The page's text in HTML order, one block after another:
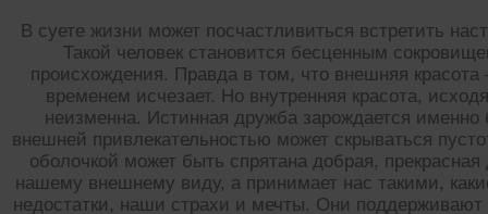
В суете жизни может посчастливиться встретить
Такой человек становится бесценным
происхождения. Правда в том, что внешняя
временем исчезает. Но внутренняя красота,
неизменна. Истинная дружба зарождается именно
внешней привлекательностью может скрываться
оболочкой может быть спрятана добрая,
нашему внешнему виду, а принимает нас такими,
недостатки, наши страхи и мечты. Они